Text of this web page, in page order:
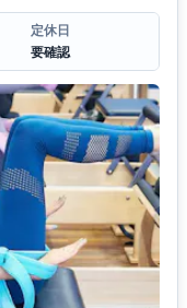
定休日
要確認